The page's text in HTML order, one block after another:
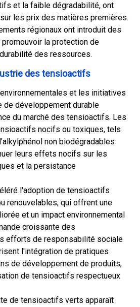
et la faible dégradabilité, ont
les prix des matières premières.
régionaux ont introduit des
la protection de
des ressources.
des tensioactifs
et les initiatives
de développement durable
du marché des tensioactifs. Les
nocifs ou toxiques, tels
non biodégradables
leurs effets nocifs sur les
et la persistance
l'adoption de tensioactifs
renouvelables, qui offrent une
et un impact environnemental
croissante des
efforts de responsabilité sociale
l'intégration de pratiques
de développement de produits,
de tensioactifs respectueux
de tensioactifs verts apparaît